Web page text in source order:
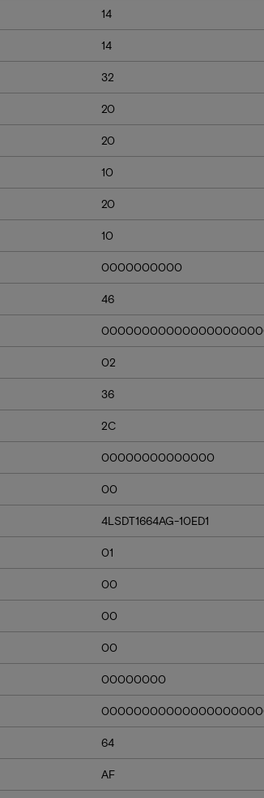
14
14
32
20
20
10
20
10
0000000000
46
02
36
2C
00000000000000
00
4LSDT1664AG-10ED1
01
00
00
00
00000000
64
AF